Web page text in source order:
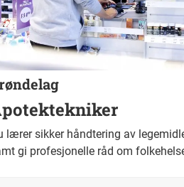
lærer sikker håndtering av
gi profesjonelle råd om